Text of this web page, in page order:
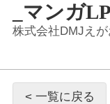
_マンガLP
株式会社DMJえ
< 一覧に戻る